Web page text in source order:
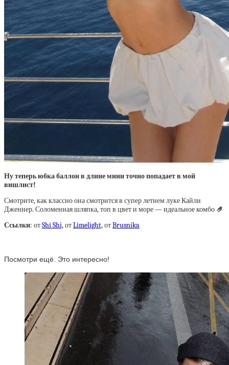
Ну теперь юбка баллон в длине мини точно попадает в мой
вишлист!
Смотрите, как классно она смотрится в супер летнем луке Кайли
Дженнер. Соломенная шляпка, топ в цвет и море — идеальное комбо 🤌
Ссылки: отShi Shi,отLimelight,отBrusnika
Посмотри ещё. Это интересно!